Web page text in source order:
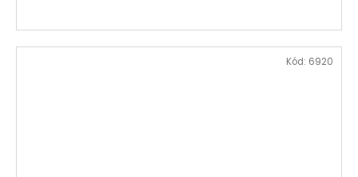
Kód: 6920